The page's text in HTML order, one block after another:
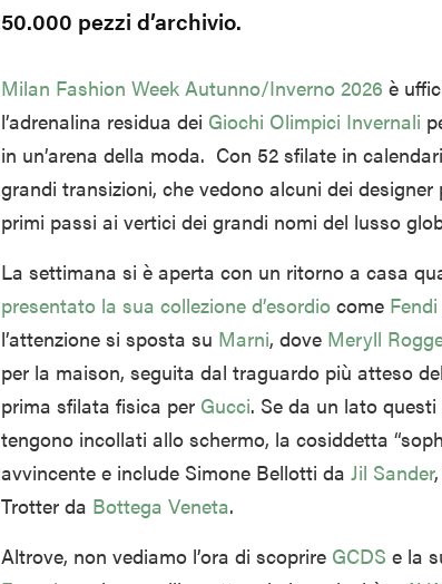
50.000 pezzi d’archivio.
Milan Fashion Week Autunno/Inverno 2026 è
l’adrenalina residua dei Giochi Olimpici Invernali
in un’arena della moda. Con 52 sfilate in
grandi transizioni, che vedono alcuni dei
primi passi ai vertici dei grandi nomi del lusso
La settimana si è aperta con un ritorno a casa
presentato la sua collezione d’esordio come Fendi
l’attenzione si sposta su Marni, dove Meryll
per la maison, seguita dal traguardo più atteso
prima sfilata fisica per Gucci. Se da un lato
tengono incollati allo schermo, la cosiddetta
avvincente e include Simone Bellotti daJil Sander,
Trotter da Bottega Veneta.
Altrove, non vediamo l’ora di scoprire GCDS e la